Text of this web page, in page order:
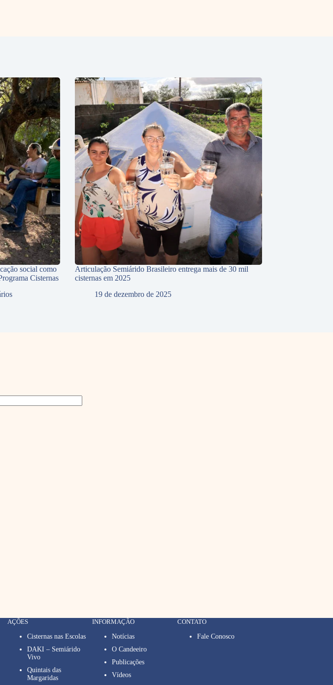
social como
Cisternas
Articulação Semiárido Brasileiro entrega mais de 30 mil
cisternas em 2025
19 de dezembro de 2025
AÇÕES
Cisternas nas Escolas
DAKI – Semiárido
Vivo
Quintais das
Margaridas
INFORMAÇÃO
Notícias
O Candeeiro
Publicações
Vídeos
CONTATO
Fale Conosco